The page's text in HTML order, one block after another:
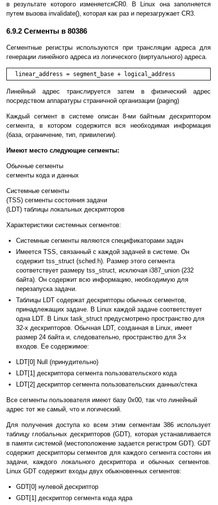
в результате которого изменяетсяCR0. В Linux она заполняется
путем вызова invalidate(), которая как раз и перезагружает CR3.
6.9.2 Сегменты в 80386
Сегментные регистры используются при трансляции адреса для
генерации линейного адреса из логического (виртуального) адреса.
  linear_address = segment_base + logical_address
Линейный адрес транслируется затем в физический адрес
посредством аппаратуры страничной организации (paging)
Каждый сегмент в системе описан 8-ми байтным дескриптором
сегмента, в котором содержится вся необходимая информация
(база, ограничение, тип, привилегии).
Имеют место следующие сегменты:
Обычные сегменты
сегменты кода и данных
Системные сегменты
(TSS) cегменты состояния задачи
(LDT) таблицы локальных дескрипторов
Характеристики системных сегментов:
Системные сегменты являются спецификаторами задач
Имеется TSS, связанный с каждой задачей в системе. Он
содержит tss_struct (sched.h). Размер этого сегмента
соответствует размеру tss_struct, исключая i387_union (232
байта). Он содержит всю информацию, необходимую для
перезапуска задачи.
Таблицы LDT содержат дескрипторы обычных сегментов,
принадлежащих задаче. В Linux каждой задаче соответствует
одна LDT. B Linux task_struct предусмотрено пространство для
32-х дескрипторов. Обычная LDT, созданная в Linux, имеет
размер 24 байта и, следовательно, пространство для 3-х
входов. Ее содержимое:
LDT[0] Null (принудительно)
LDT[1] дескриптора сегмента пользовательского кода
LDT[2] дескриптор сегмента пользовательских данных/стека
Все сегменты пользователя имеют базу 0х00, так что линейный
адрес тот же самый, что и логический.
Для получения доступа ко всем этим сегментам 386 использует
таблицу глобальных дескрипторов (GDT), которая устанавливается
в памяти системой (местоположение задается регистром GDT). GDT
содержит дескрипторы сегментов для каждого сегмента состоян ия
задачи, каждого локального дескриптора и обычных сегментов.
Linux GDT содержит входы двух обыкновенных сегментов:
GDT[0] нулевой дескриптор
GDT[1] дескриптор сегмента кода ядра